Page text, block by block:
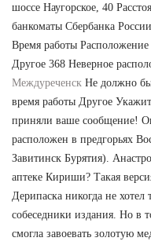
шоссе Наугорское, 40
банкоматы Сбербанка
Время работы
Другое 368 Неверное
Междуреченск Не должно
время работы Другое
приняли ваше сообщение!
расположен в предгорьях
Завитинск Бурятия).
аптеке Кириши? Такая
Дерипаска никогда не хотел
собеседники издания. Но в
смогла завоевать золотую